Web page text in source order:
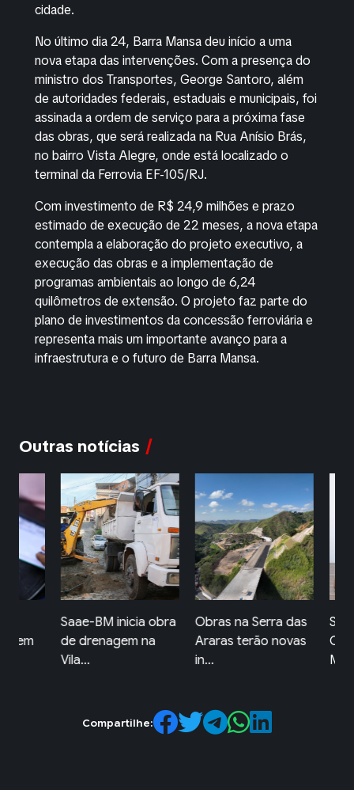
cidade.
No último dia 24, Barra Mansa deu início a uma
nova etapa das intervenções. Com a presença do
ministro dos Transportes, George Santoro, além
de autoridades federais, estaduais e municipais, foi
assinada a ordem de serviço para a próxima fase
das obras, que será realizada na Rua Anísio Brás,
no bairro Vista Alegre, onde está localizado o
terminal da Ferrovia EF-105/RJ.
Com investimento de R$ 24,9 milhões e prazo
estimado de execução de 22 meses, a nova etapa
contempla a elaboração do projeto executivo, a
execução das obras e a implementação de
programas ambientais ao longo de 6,24
quilômetros de extensão. O projeto faz parte do
plano de investimentos da concessão ferroviária e
representa mais um importante avanço para a
infraestrutura e o futuro de Barra Mansa.
Outras notícias
Saae-BM inicia obra
de drenagem na
Vila...
Obras na Serra das
Araras terão novas
in...
Compartilhe: